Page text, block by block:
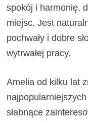
spokój i harmonię,
miejsc. Jest
pochwały i dobre
wytrwałej pracy.
Amelia od kilku lat
słabnące